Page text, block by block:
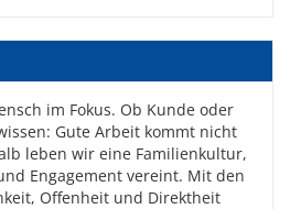
im Fokus. Ob Kunde oder
Gute Arbeit kommt nicht
leben wir eine Familienkultur,
Engagement vereint. Mit den
Offenheit und Direktheit